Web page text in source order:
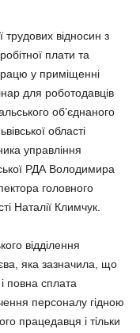
трудових відносин з
плати та
у приміщенні
для роботодавців
об’єднаного
області
управління
РДА Володимира
головного
Наталії Климчук.
відділення
яка зазначила, що
повна сплата
персоналу гідною
працедавця і тільки